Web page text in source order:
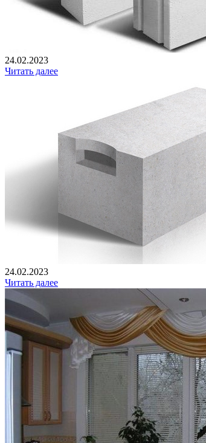
24.02.2023
Читать далее
24.02.2023
Читать далее